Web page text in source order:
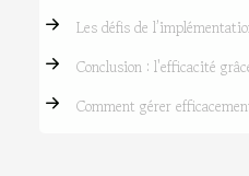
Les défis de
Conclusion : l'efficacité
Comment gérer